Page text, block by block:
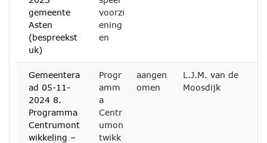
gemeente
Asten
(bespreekst
uk)
voorzi
ening
en
Gemeentera
ad 05-11-
2024 8.
Programma
Centrumont
wikkeling –
Progr
amm
a
Centr
umon
twikk
aangen
omen
L.J.M. van de
Moosdijk